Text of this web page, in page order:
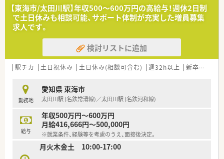
【東海市/太田川駅】年収500〜600万円の高給与！週休2日制
で土日休みも相談可能、サポート体制が充実した増員募集
求人です。
検討リストに追加
駅チカ 土日祝休み 土日休み(相談可含む) 週32h以上 新卒可
勤務地
愛知県 東海市
太田川駅 (名鉄常滑線)／太田川駅 (名鉄河和線)
給与
年収500万円～600万円
月給416,666円～500,000円
※就業条件、経験等を考慮のうえ、面接後決定。
月火木金土 10:00-17:00